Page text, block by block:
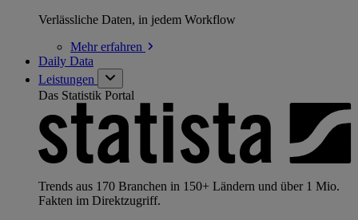
Verlässliche Daten, in jedem Workflow
Mehrerfahren
Daily Data
Leistungen
Das Statistik Portal
Trends aus 170 Branchen in 150+ Ländern und über 1 Mio.
Fakten im Direktzugriff.